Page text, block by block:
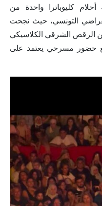
أحلام كليوباترا واحدة من
التونسي، حيث نجحت
الرقص الشرقي الكلاسيكي
مع حضور مسرحي يعتمد على